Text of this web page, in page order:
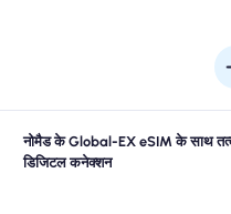
नोमैड के Global-EX eSIM के साथ
डिजिटल कनेक्शन
दें और भौतिक सिम को भूल जाएं। त्वरित
अपने डिवाइस से अपने घुमंतू Global-EX
किसी परेशानी या देरी के हवाई अड्डे पर